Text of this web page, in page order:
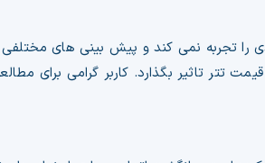
را تجربه نمی کند و پیش بینی های مختلفی
تاثیر بگذارد. کاربر گرامی برای